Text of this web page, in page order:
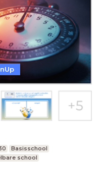
Basisschool
school